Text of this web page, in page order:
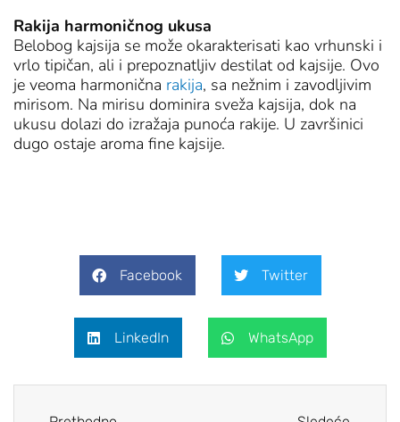
Rakija harmoničnog ukusa
Belobog kajsija se može okarakterisati kao vrhunski i
vrlo tipičan, ali i prepoznatljiv destilat od kajsije. Ovo
je veoma harmonična rakija, sa nežnim i zavodljivim
mirisom. Na mirisu dominira sveža kajsija, dok na
ukusu dolazi do izražaja punoća rakije. U završinici
dugo ostaje aroma fine kajsije.
Facebook Twitter
LinkedIn WhatsApp